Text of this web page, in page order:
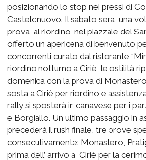
posizionando lo stop nei pressi di
Castelonuovo. Il sabato sera, una
prova, al riordino, nel piazzale del
offerto un apericena di benvenuto
concorrenti curato dal ristorante
riordino notturno a Ciriè, le ostilità
domenica con la prova di
sosta a Ciriè per riordino e
rally si sposterà in canavese per i
e Borgiallo. Un ultimo passaggio in
precederà il rush finale, tre prove
consecutivamente: Monastero,
prima dell’ arrivo a Ciriè per la